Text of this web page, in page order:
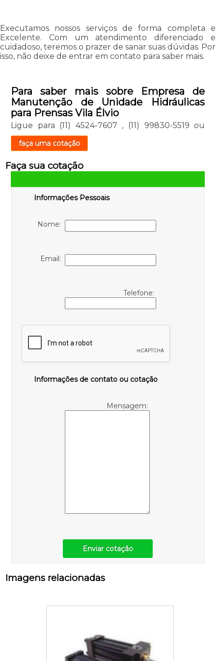
Executamos nossos serviços de forma completa e
Excelente. Com um atendimento diferenciado e
cuidadoso, teremos o prazer de sanar suas dúvidas. Por
isso, não deixe de entrar em contato para saber mais.
Para saber mais sobre Empresa de
Manutenção de Unidade Hidráulicas
para Prensas Vila Élvio
Ligue para (11) 4524-7607 , (11) 99830-5519 ou
faça uma cotação
Faça sua cotação
Informações Pessoais
Nome:
Email:
Telefone:
Informações de contato ou cotação
Mensagem:
Enviar cotação
Imagens relacionadas